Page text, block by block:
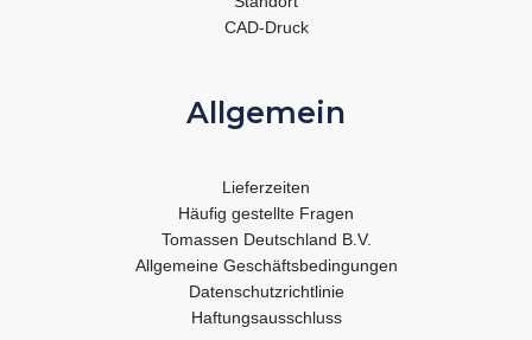
CAD-Druck
Allgemein
Lieferzeiten
Häufig gestellte Fragen
Tomassen Deutschland B.V.
Allgemeine Geschäftsbedingungen
Datenschutzrichtlinie
Haftungsausschluss